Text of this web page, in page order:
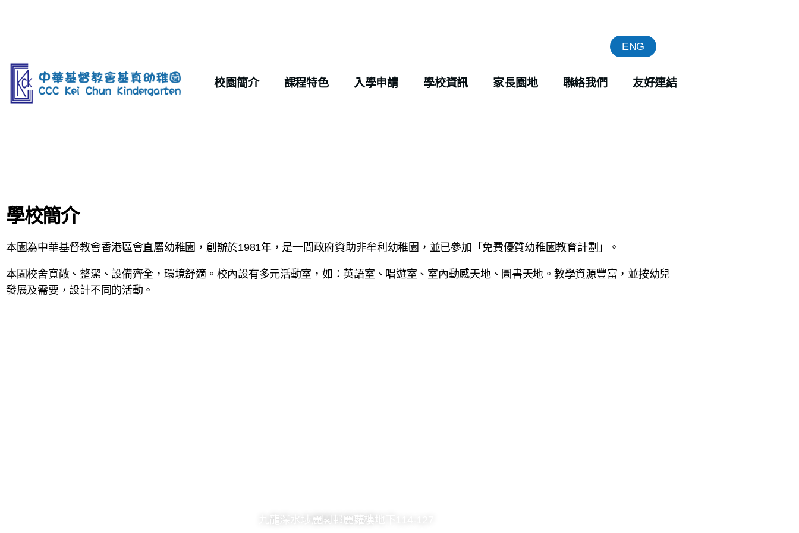
ENG
校園簡介 課程特色 入學申請 學校資訊 家長園地 聯絡我們 友好連結
學校簡介
本園為中華基督教會香港區會直屬幼稚園，創辦於1981年，是一間政府資助非牟利幼稚園，並已參加「免費優質幼稚園教育計劃」。
本園校舍寬敞、整潔、設備齊全，環境舒適。校內設有多元活動室，如：英語室、唱遊室、室內動感天地、圖書天地。教學資源豐富，並按幼兒
發展及需要，設計不同的活動。
九龍深水埗麗閣邨麗蘿樓地下114-127